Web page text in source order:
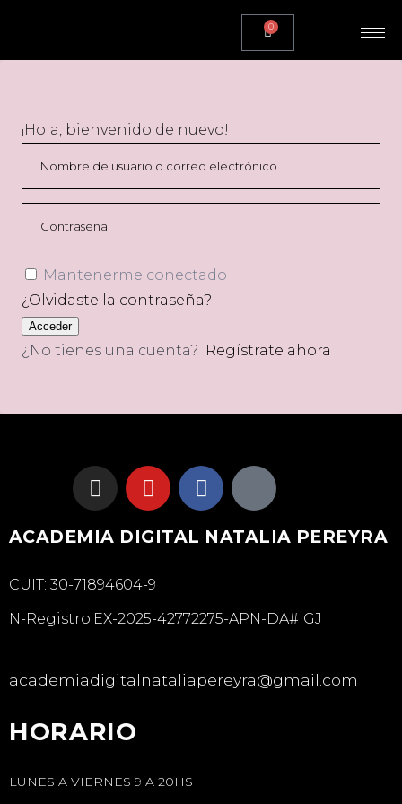
0
¡Hola, bienvenido de nuevo!
Mantenerme conectado
¿Olvidaste la contraseña?
Acceder
¿No tienes una cuenta? Regístrate ahora
ACADEMIA DIGITAL NATALIA PEREYRA
CUIT: 30-71894604-9
N-Registro:EX-2025-42772275-APN-DA#IGJ
academiadigitalnataliapereyra@gmail.com
HORARIO
LUNES A VIERNES 9 A 20HS